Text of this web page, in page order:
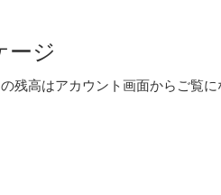
ージ
残高はアカウント画面からご覧